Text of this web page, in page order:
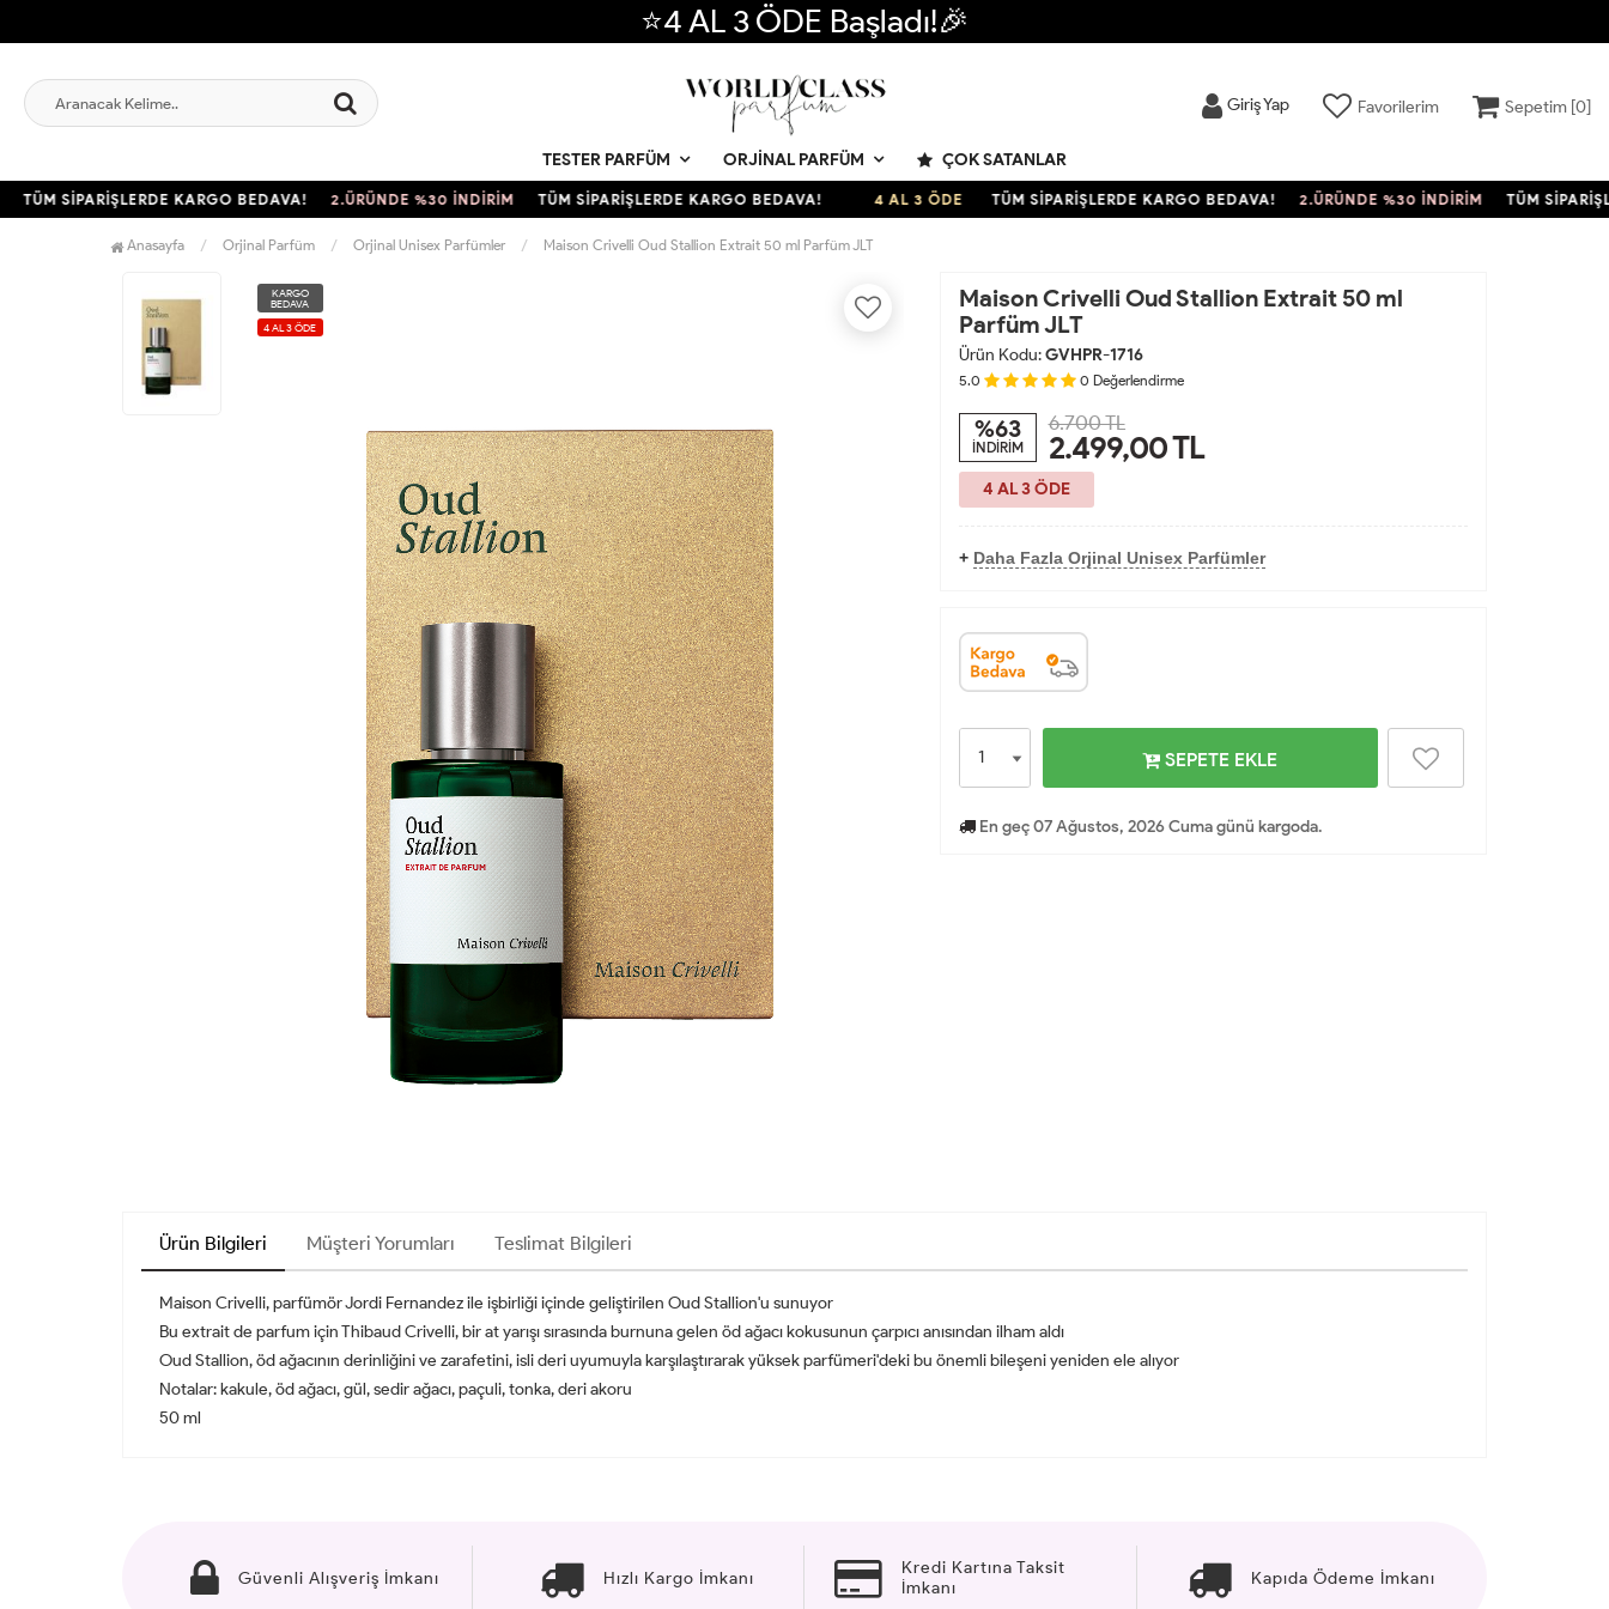
⭐4 AL 3 ÖDE Başladı!🎉
Giriş Yap Favorilerim Sepetim [0]
TESTER PARFÜM ORJINAL PARFÜM ÇOK SATANLAR
SİPARİŞLERDE KARGO BEDAVA! 2.ÜRÜNDE %30 İNDİRİM TÜM SİPARİŞLERDE KARGO BEDAVA! 4 AL 3 ÖDE TÜM SİPARİŞLERDE KARGO BEDAVA! 2.ÜRÜNDE %30 İNDİRİM TÜM
Anasayfa Orjinal Parfüm Orjinal Unisex Parfümler Maison Crivelli Oud Stallion Extrait 50 ml Parfüm JLT
KARGO
BEDAVA
4 AL 3 ÖDE
Maison Crivelli Oud Stallion Extrait 50 ml
Parfüm JLT
Ürün Kodu:GVHPR-1716
5.0 0 Değerlendirme
%63
İNDİRİM
6.700 TL
2.499,00TL
4 AL 3 ÖDE
+ Daha Fazla Orjinal Unisex Parfümler
SEPETE EKLE
En geç 07 Ağustos, 2026 Cuma günü kargoda.
Ürün Bilgileri Müşteri Yorumları Teslimat Bilgileri
Maison Crivelli, parfümör Jordi Fernandez ile işbirliği içinde geliştirilen Oud Stallion'u sunuyor
Bu extrait de parfum için Thibaud Crivelli, bir at yarışı sırasında burnuna gelen öd ağacı kokusunun çarpıcı anısından ilham aldı
Oud Stallion, öd ağacının derinliğini ve zarafetini, isli deri uyumuyla karşılaştırarak yüksek parfümeri'deki bu önemli bileşeni yeniden ele alıyor
Notalar: kakule, öd ağacı, gül, sedir ağacı, paçuli, tonka, deri akoru
50 ml
Güvenli Alışveriş İmkanı Hızlı Kargo İmkanı
Kredi Kartına Taksit
İmkanı
Kapıda Ödeme İmkanı